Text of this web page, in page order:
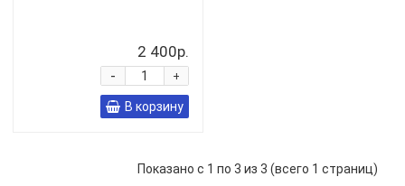
2 400р.
+
-
В корзину
Показано с 1 по 3 из 3 (всего 1 страниц)